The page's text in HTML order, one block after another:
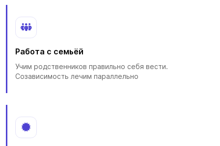
Работа с семьёй
Учим родственников правильно себя вести.
Созависимость лечим параллельно